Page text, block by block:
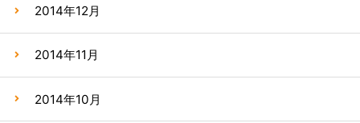
2014年12月
2014年11月
2014年10月